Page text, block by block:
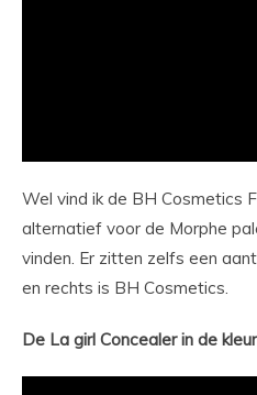
Wel vind ik de BH Cosmetics
alternatief voor de Morphe
vinden. Er zitten zelfs een
en rechts is BH Cosmetics.
De La girl Concealer in de